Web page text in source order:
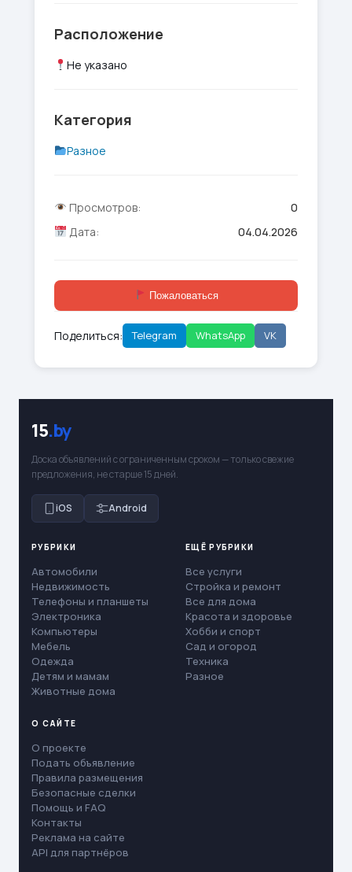
Расположение
Не указано
Категория
Разное
Просмотров:
0
Дата:
04.04.2026
Пожаловаться
Поделиться: Telegram WhatsApp VK
15.by
Доска объявлений с ограниченным сроком — только свежие
предложения, не старше 15 дней.
iOS Android
РУБРИКИ
Автомобили
Недвижимость
Телефоны и планшеты
Электроника
Компьютеры
Мебель
Одежда
Детям и мамам
Животные дома
ЕЩЁ РУБРИКИ
Все услуги
Стройка и ремонт
Все для дома
Красота и здоровье
Хобби и спорт
Сад и огород
Техника
Разное
О САЙТЕ
О проекте
Подать объявление
Правила размещения
Безопасные сделки
Помощь и FAQ
Контакты
Реклама на сайте
API для партнёров